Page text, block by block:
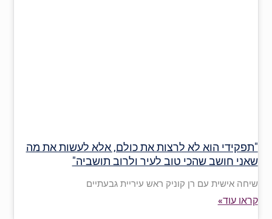
"תפקידי הוא לא לרצות את כולם, אלא לעשות את מה
שאני חושב שהכי טוב לעיר ולרוב תושביה"
שיחה אישית עם רן קוניק ראש עיריית גבעתיים
קראו עוד»